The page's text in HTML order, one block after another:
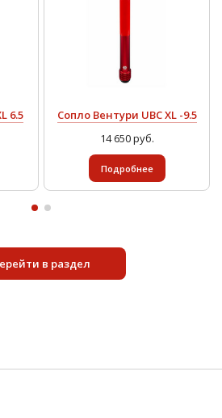
6.5
Сопло Вентури UBC XL -9.5
14 650 руб.
Подробнее
в раздел